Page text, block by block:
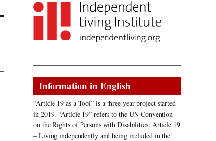
Information in English
“Article 19 as a Tool” is a three year project started
in 2019. “Article 19” refers to the UN Convention
on the Rights of Persons with Disabilities: Article 19
– Living independently and being included in the